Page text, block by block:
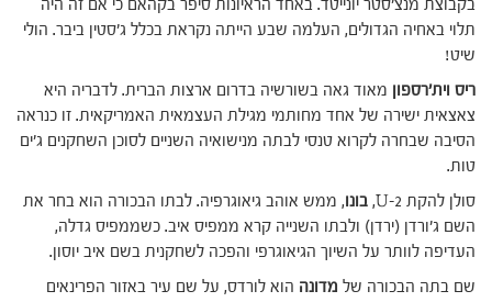
בקבוצת מנצ'סטר יונייטד. באחד הראיונות סיפר בקהאם כי אם זה היה
תלוי באחיה הגדולים, העלמה שבע הייתה נקראת בכלל ג'סטין ביבר. הולי
שיט!
ריס וית'רספון מאוד גאה בשורשיה בדרום ארצות הברית. לדבריה היא
צאצאית ישירה של אחד מחותמי מגילת העצמאית האמריקאית. זו כנראה
הסיבה שבחרה לקרוא טנסי לבתה מנישואיה השניים לסוכן השחקנים ג'ים
טות.
סולן להקת U-2,
בונו, ממש אוהב גיאוגרפיה. לבתו הבכורה הוא בחר את
השם ג'ורדן (ירדן) ולבתו השנייה קרא ממפיס איב. כשממפיס גדלה,
העדיפה לוותר על השיוך הגיאוגרפי והפכה לשחקנית בשם איב יוסון.
שם בתה הבכורה של מדונה הוא לורדס, על שם עיר באזור הפרינאים